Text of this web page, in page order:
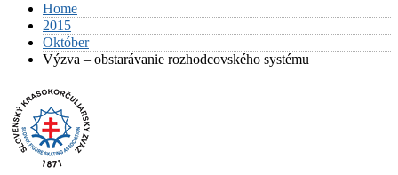
Home
2015
Október
Výzva – obstarávanie rozhodcovského systému